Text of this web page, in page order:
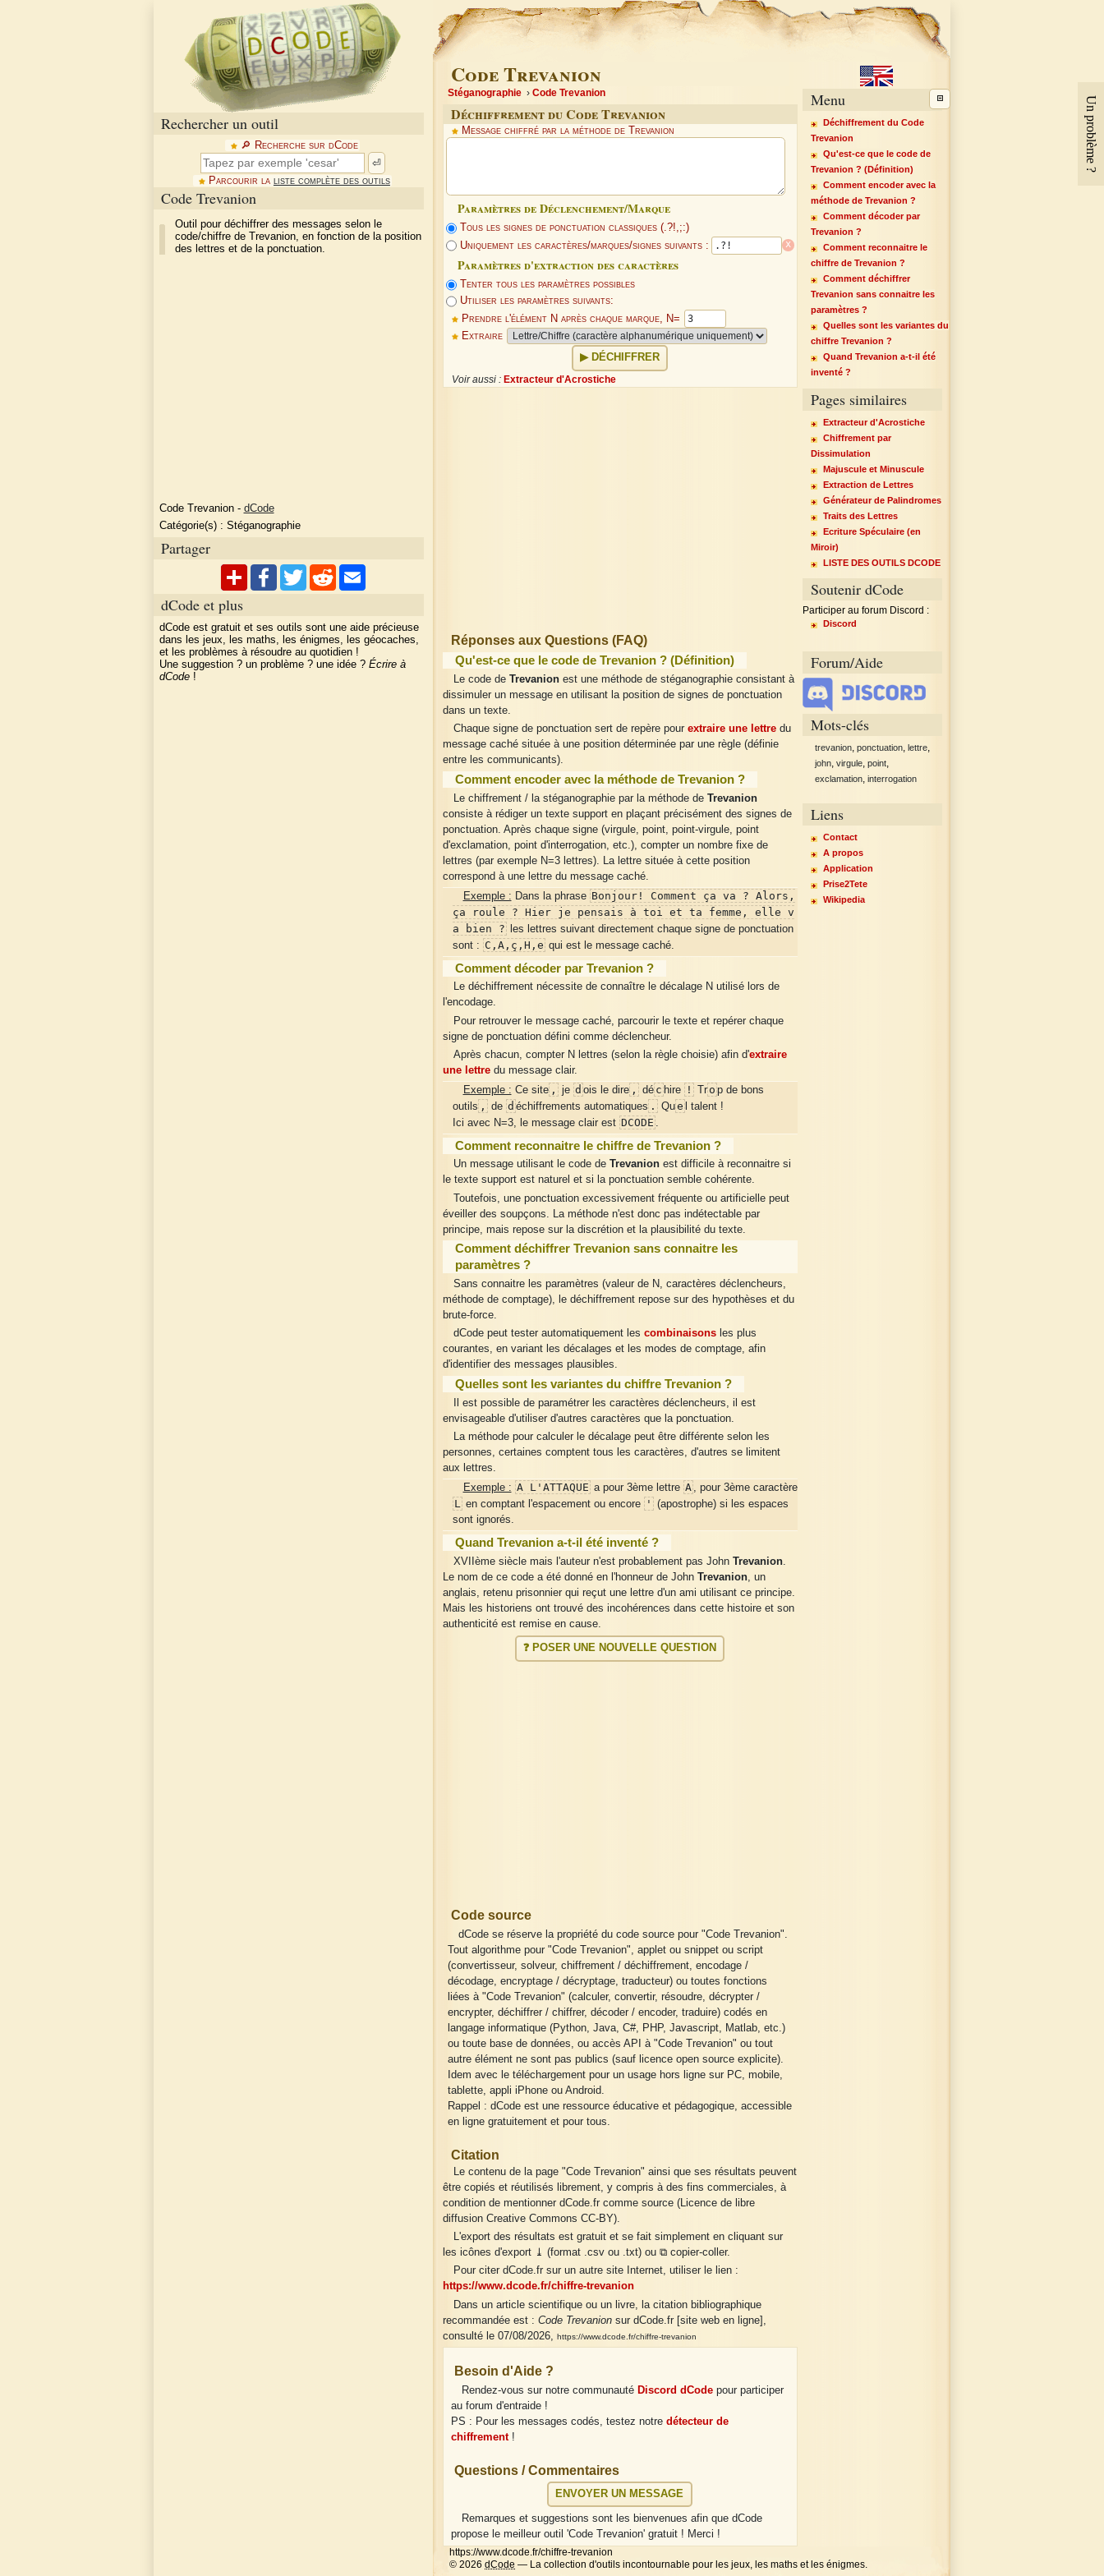
Rechercher un outil
🔎︎ Recherche sur dCode
⏎
Parcourir la liste complète des outils
Code Trevanion
Outil pour déchiffrer des messages selon le
code/chiffre de Trevanion, en fonction de la position
des lettres et de la ponctuation.
Code Trevanion- dCode
Catégorie(s) : Stéganographie
Partager
dCode et plus
dCode est gratuit et ses outils sont une aide précieuse
dans les jeux, les maths, les énigmes, les géocaches,
et les problèmes à résoudre au quotidien !
Une suggestion ? un problème ? une idée ? Écrire à
dCode!
Code Trevanion
Stéganographie Code Trevanion
Déchiffrement du Code Trevanion
Message chiffré par la méthode de Trevanion
Paramètres de Déclenchement/Marque
Tous les signes de ponctuation classiques (.?!,;:)
Uniquement les caractères/marques/signes suivants :
x
Paramètres d'extraction des caractères
Tenter tous les paramètres possibles
Utiliser les paramètres suivants:
Prendre l'élément N après chaque marque, N=
Extraire
DÉCHIFFRER
Voir aussi : Extracteur d'Acrostiche
Réponses aux Questions (FAQ)
Qu'est-ce que le code de Trevanion ? (Définition)
Le code de Trevanionest une méthode de stéganographie consistant à
dissimuler un message en utilisant la position de signes de ponctuation
dans un texte.
Chaque signe de ponctuation sert de repère pour extraire une lettredu
message caché située à une position déterminée par une règle (définie
entre les communicants).
Comment encoder avec la méthode de Trevanion ?
Le chiffrement / la stéganographie par la méthode de Trevanion
consiste à rédiger un texte support en plaçant précisément des signes de
ponctuation. Après chaque signe (virgule, point, point-virgule, point
d'exclamation, point d'interrogation, etc.), compter un nombre fixe de
lettres (par exemple N=3 lettres). La lettre située à cette position
correspond à une lettre du message caché.
Exemple : Dans la phrase Bonjour! Comment ça va ? Alors,
ça roule ? Hier je pensais à toi et ta femme, elle v
a bien ?
les lettres suivant directement chaque signe de ponctuation
sont : C,A,ç,H,e qui est le message caché.
Comment décoder par Trevanion ?
Le déchiffrement nécessite de connaître le décalage N utilisé lors de
l'encodage.
Pour retrouver le message caché, parcourir le texte et repérer chaque
signe de ponctuation défini comme déclencheur.
Après chacun, compter N lettres (selon la règle choisie) afin d'extraire
une lettre du message clair.
Exemple : Ce site , je d ois le dire , dé chire ! Tr op de bons
outils , de d échiffrements automatiques . Que
l talent !
Ici avec N=3, le message clair est DCODE .
Comment reconnaitre le chiffre de Trevanion ?
Un message utilisant le code de Trevanionest difficile à reconnaitre si
le texte support est naturel et si la ponctuation semble cohérente.
Toutefois, une ponctuation excessivement fréquente ou artificielle peut
éveiller des soupçons. La méthode n'est donc pas indétectable par
principe, mais repose sur la discrétion et la plausibilité du texte.
Comment déchiffrer Trevanion sans connaitre les
paramètres ?
Sans connaitre les paramètres (valeur de N, caractères déclencheurs,
méthode de comptage), le déchiffrement repose sur des hypothèses et du
brute-force.
dCode peut tester automatiquement les combinaisonsles plus
courantes, en variant les décalages et les modes de comptage, afin
d'identifier des messages plausibles.
Quelles sont les variantes du chiffre Trevanion ?
Il est possible de paramétrer les caractères déclencheurs, il est
envisageable d'utiliser d'autres caractères que la ponctuation.
La méthode pour calculer le décalage peut être différente selon les
personnes, certaines comptent tous les caractères, d'autres se limitent
aux lettres.
Exemple : A L'ATTAQUEa pour 3ème lettre A, pour 3ème caractère
L en comptant l'espacement ou encore '
(apostrophe) si les espaces
sont ignorés.
Quand Trevanion a-t-il été inventé ?
XVIIème siècle mais l'auteur n'est probablement pas John Trevanion.
Le nom de ce code a été donné en l'honneur de John Trevanion , un
anglais, retenu prisonnier qui reçut une lettre d'un ami utilisant ce principe.
Mais les historiens ont trouvé des incohérences dans cette histoire et son
authenticité est remise en cause.
❓ POSER UNE NOUVELLE QUESTION
Code source
dCode se réserve la propriété du code source pour "Code Trevanion".
Tout algorithme pour "Code Trevanion", applet ou snippet ou script
(convertisseur, solveur, chiffrement / déchiffrement, encodage /
décodage, encryptage / décryptage, traducteur) ou toutes fonctions
liées à "Code Trevanion" (calculer, convertir, résoudre, décrypter /
encrypter, déchiffrer / chiffrer, décoder / encoder, traduire) codés en
langage informatique (Python, Java, C#, PHP, Javascript, Matlab, etc.)
ou toute base de données, ou accès API à "Code Trevanion" ou tout
autre élément ne sont pas publics (sauf licence open source explicite).
Idem avec le téléchargement pour un usage hors ligne sur PC, mobile,
tablette, appli iPhone ou Android.
Rappel : dCode est une ressource éducative et pédagogique, accessible
en ligne gratuitement et pour tous.
Citation
Le contenu de la page "Code Trevanion" ainsi que ses résultats peuvent
être copiés et réutilisés librement, y compris à des fins commerciales, à
condition de mentionner dCode.fr comme source (Licence de libre
diffusion Creative Commons CC-BY).
L'export des résultats est gratuit et se fait simplement en cliquant sur
les icônes d'export ⤓ (format .csv ou .txt) ou ⧉ copier-coller.
Pour citer dCode.fr sur un autre site Internet, utiliser le lien :
https://www.dcode.fr/chiffre-trevanion
Dans un article scientifique ou un livre, la citation bibliographique
recommandée est : Code Trevanion sur dCode.fr [site web en ligne],
consulté le 07/08/2026,
https://www.dcode.fr/chiffre-trevanion
Besoin d'Aide ?
Rendez-vous sur notre communauté Discord dCodepour participer
au forum d'entraide !
PS : Pour les messages codés, testez notredétecteur de
chiffrement!
Questions / Commentaires
ENVOYER UN MESSAGE
Remarques et suggestions sont les bienvenues afin que dCode
propose le meilleur outil 'Code Trevanion' gratuit ! Merci !
Menu
Déchiffrement du Code
Trevanion
Qu'est-ce que le code de
Trevanion ? (Définition)
Comment encoder avec la
méthode de Trevanion ?
Comment décoder par
Trevanion ?
Comment reconnaitre le
chiffre de Trevanion ?
Comment déchiffrer
Trevanion sans connaitre les
paramètres ?
Quelles sont les variantes du
chiffre Trevanion ?
Quand Trevanion a-t-il été
inventé ?
Pages similaires
Extracteur d'Acrostiche
Chiffrement par
Dissimulation
Majuscule et Minuscule
Extraction de Lettres
Générateur de Palindromes
Traits des Lettres
Ecriture Spéculaire (en
Miroir)
LISTE DES OUTILS DCODE
Soutenir dCode
Participer au forum Discord :
Discord
Forum/Aide
Mots-clés
trevanion ponctuation lettre
john virgule point
exclamation interrogation
Liens
Contact
A propos
Application
Prise2Tete
Wikipedia
https://www.dcode.fr/chiffre-trevanion
© 2026 dCode — La collection d'outils incontournable pour les jeux, les maths et les énigmes.
Un problème ?